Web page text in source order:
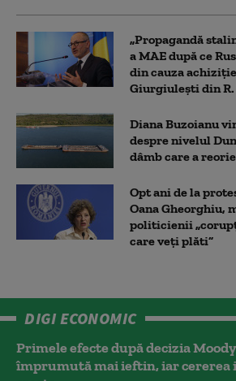
„Propagandă
a MAE după ce
din cauza
Giurgiulești din
Diana Buzoianu
despre nivelul
dâmb care a
Opt ani de la
Oana Gheorghiu,
politicienii
care veţi plăti”
DIGI ECONOMIC
Primele efecte după decizia
împrumută mai ieftin, iar